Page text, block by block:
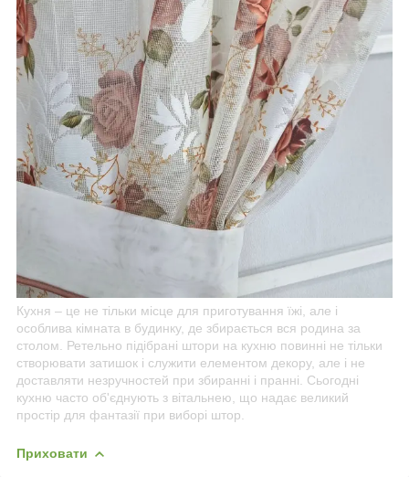
Кухня – це не тільки місце для приготування їжі, але і
особлива кімната в будинку, де збирається вся родина за
столом. Ретельно підібрані штори на кухню повинні не тільки
створювати затишок і служити елементом декору, але і не
доставляти незручностей при збиранні і пранні. Сьогодні
кухню часто об'єднують з вітальнею, що надає великий
простір для фантазії при виборі штор.
Приховати